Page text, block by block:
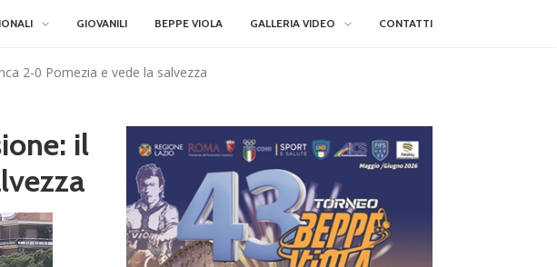
GIOVANILI BEPPE VIOLA GALLERIA VIDEO CONTATTI
2-0 Pomezia e vede la salvezza
il